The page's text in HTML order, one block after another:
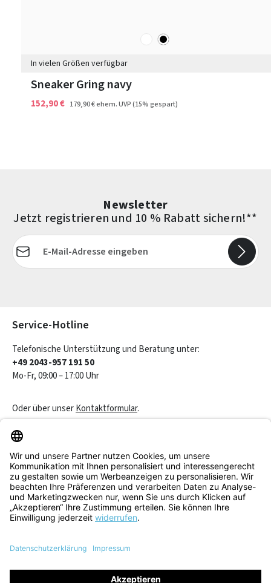
weißschwarz
In vielen Größen verfügbar
Sneaker Gring navy
152,90 € 179,90 €ehem. UVP(15% gespart)
Newsletter
Jetzt registrieren und 10 % Rabatt sichern!**
E-Mail-Adresse*
Service-Hotline
Telefonische Unterstützung und Beratung unter:
+49 2043-957 191 50
Mo-Fr, 09:00 – 17:00 Uhr
Oder über unserKontaktformular.
Service & Beratung
Informationen